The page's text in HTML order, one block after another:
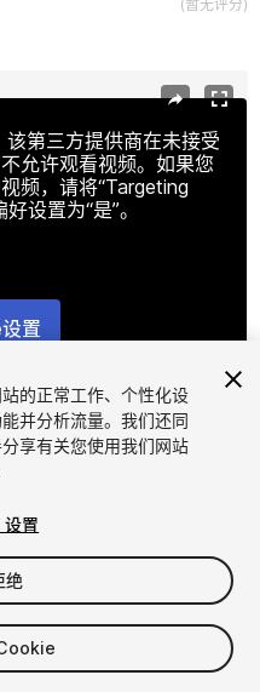
(暂无评分)
第三方提供商在未接受
允许观看视频。如果您
频，请将“Targeting
设置为“是”。
置
的正常工作、个性化设
并分析流量。我们还同
享有关您使用我们网站
置
绝